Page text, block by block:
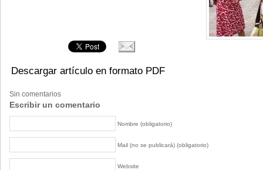
Descargar artículo en formato PDF
Sin comentarios
Escribir un comentario
Nombre (obligatorio)
Mail (no se publicará) (obligatorio)
Website